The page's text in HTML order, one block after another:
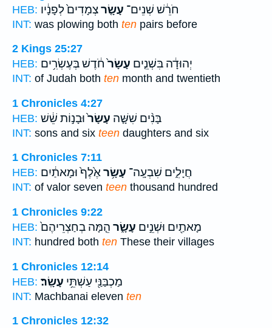
HEB:
חֹרֵ֔שׁ שְׁנֵים־ עָשָׂ֤רצְמָדִים֙ לְפָנָ֔יו
INT: was plowing both ten pairs before
2 Kings 25:27
HEB:
יְהוּדָ֔ה בִּשְׁנֵ֤ים עָשָׂר֙חֹ֔דֶשׁ בְּעֶשְׂרִ֥ים
INT: of Judah both ten month and twentieth
1 Chronicles 4:27
HEB:
בָּנִ֨ים שִׁשָּׁ֤ה עָשָׂר֙וּבָנ֣וֹת שֵׁ֔שׁ
INT: sons and six teen daughters and six
1 Chronicles 7:11
HEB:
חֲיָלִ֑ים שִׁבְעָֽה־ עָשָׂ֥ראֶ֙לֶף֙ וּמָאתַ֔יִם
INT: of valor seven teen thousand hundred
1 Chronicles 9:22
HEB:
מָאתַ֖יִם וּשְׁנֵ֣ים עָשָׂ֑ר הֵ֤מָּה בְחַצְרֵיהֶם֙
INT: hundred both ten These their villages
1 Chronicles 12:14
HEB:
מַכְבַּנַּ֖י עַשְׁתֵּ֥י עָשָֽׂר׃
INT: Machbanai eleven ten
1 Chronicles 12:32